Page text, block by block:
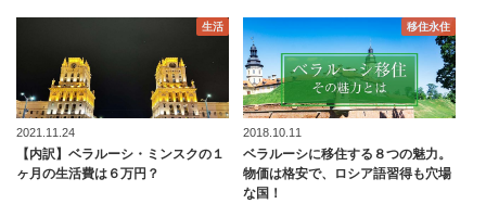
生活
2021.11.24
【内訳】ベラルーシ・ミンスクの１
ヶ月の生活費は６万円？
移住永住
2018.10.11
ベラルーシに移住する８つの魅力。
物価は格安で、ロシア語習得も穴場
な国！